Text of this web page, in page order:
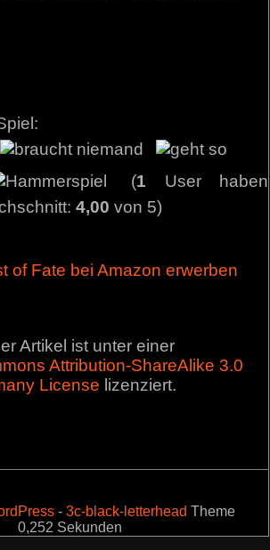
(1 User haben
4,00 von 5)
of Fate bei Amazon erwerben
Artikel ist unter einer
Attribution-ShareAlike 3.0
License lizenziert.
-3c-black-letterhead Theme
0,252 Sekunden